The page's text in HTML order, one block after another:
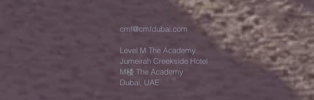
cmf@cmfdubai.com
Level M The Academy
Jumeirah Creekside Hotel
M楼 The Academy
Dubai, UAE